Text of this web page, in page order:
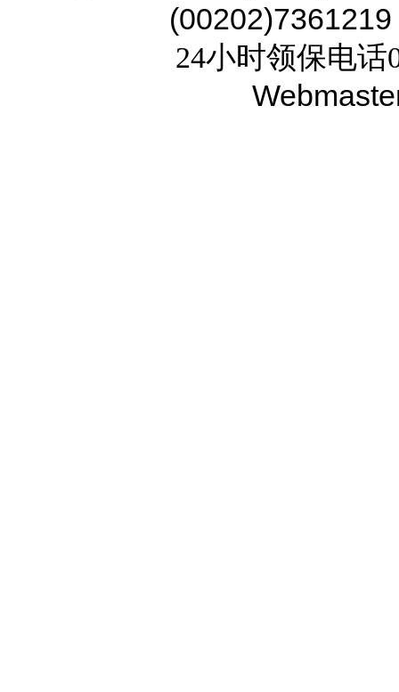
(00202)7361219
24小时领保电话